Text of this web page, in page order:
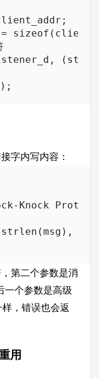
=
字内写内容：
Knock
strlen(msg), 0)
第二个参数是消
一个参数是高级
，错误也会返
用